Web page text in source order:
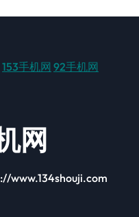
153手机网 92手机网
网
www.134shouji.com